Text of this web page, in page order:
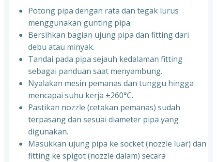
Potong pipa dengan rata dan tegak lurus
menggunakan gunting pipa.
Bersihkan bagian ujung pipa dan fitting dari
debu atau minyak.
Tandai pada pipa sejauh kedalaman fitting
sebagai panduan saat menyambung.
Nyalakan mesin pemanas dan tunggu hingga
mencapai suhu kerja ±260°C.
Pastikan nozzle (cetakan pemanas) sudah
terpasang dan sesuai diameter pipa yang
digunakan.
Masukkan ujung pipa ke socket (nozzle luar) dan
fitting ke spigot (nozzle dalam) secara